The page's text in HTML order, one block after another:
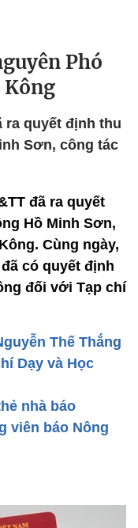
Phó
Kông
ra quyết định thu
Sơn, công tác
đã ra quyết
Hồ Minh Sơn,
Cùng ngày,
có quyết định
đối với Tạp chí
Thế Thắng
Dạy và Học
nhà báo
viên báo Nông